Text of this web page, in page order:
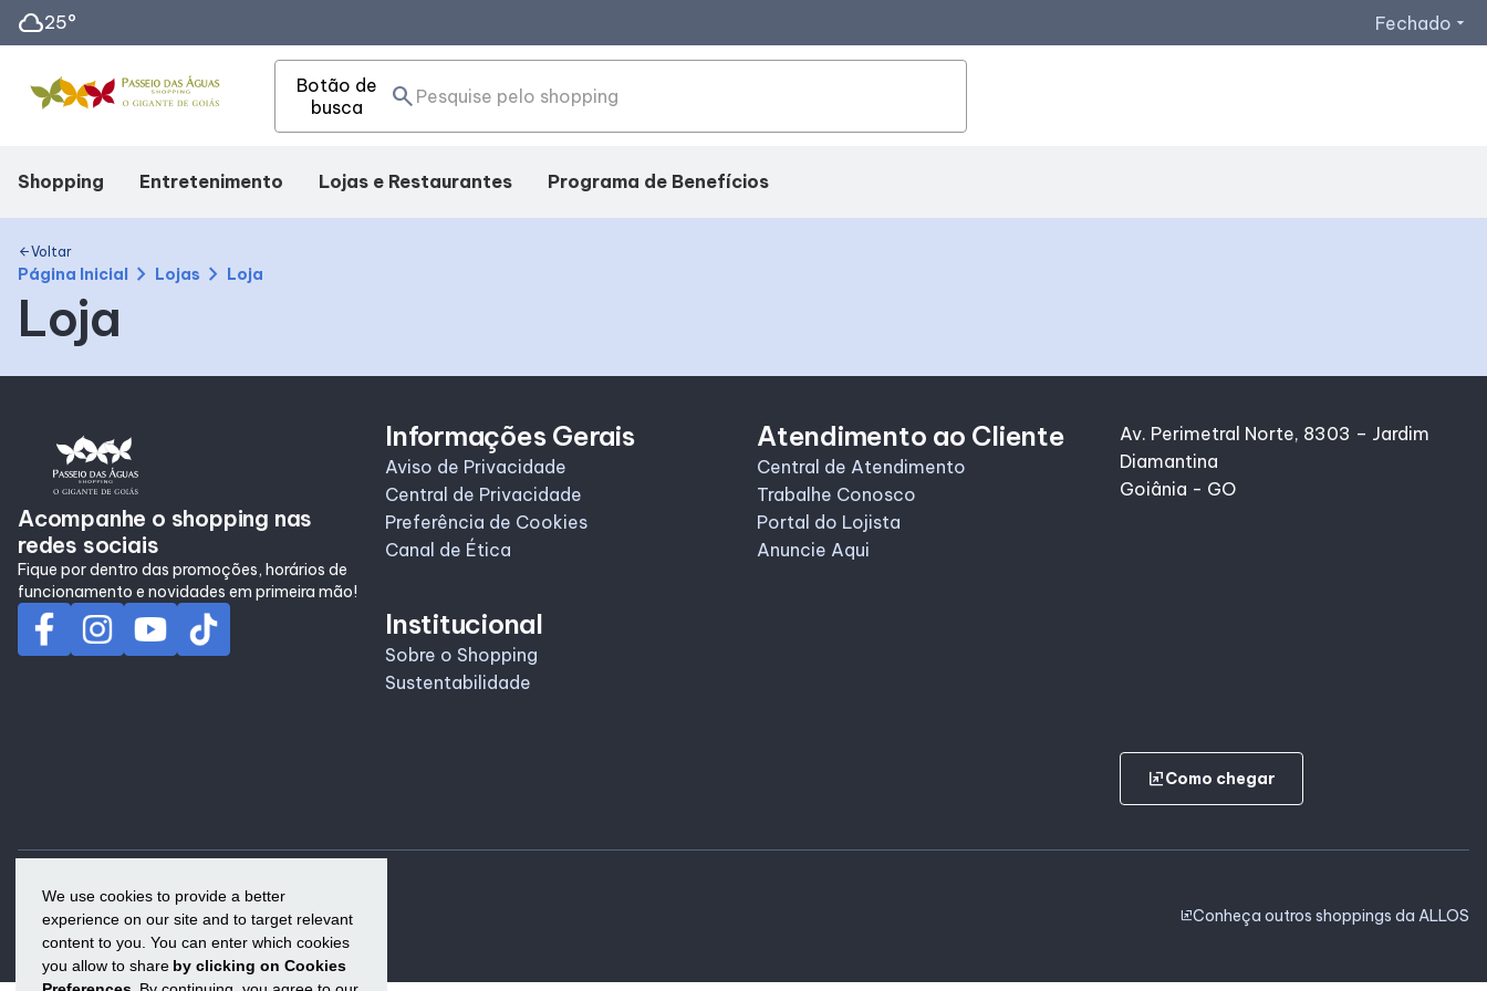
We use cookies to provide a better
experience on our site and to target relevant
content to you. You can enter which cookies
you allow to share by clicking on Cookies
cloud25° Fechado arrow_drop_down
Botão de
busca
search
Shopping
Mapa Interno
Como Chegar
Facilidades
Horários
Entretenimento
Fique Por Dentro
Lojas e Restaurantes Programa de Benefícios
arrow_backVoltar
Página Inicial chevron_right Lojas chevron_right Loja
Loja
Acompanhe o shopping nas
redes sociais
Fique por dentro das promoções, horários de
funcionamento e novidades em primeira mão!
Informações Gerais
Aviso de Privacidade
Central de Privacidade
Preferência de Cookies
Canal de Ética
Institucional
Sobre o Shopping
Sustentabilidade
Atendimento ao Cliente
Central de Atendimento
Trabalhe Conosco
Portal do Lojista
Anuncie Aqui
Av. Perimetral Norte, 8303 – Jardim
Diamantina
Goiânia - GO
ungroupComo chegar
ungroupConheça outros shoppings da ALLOS